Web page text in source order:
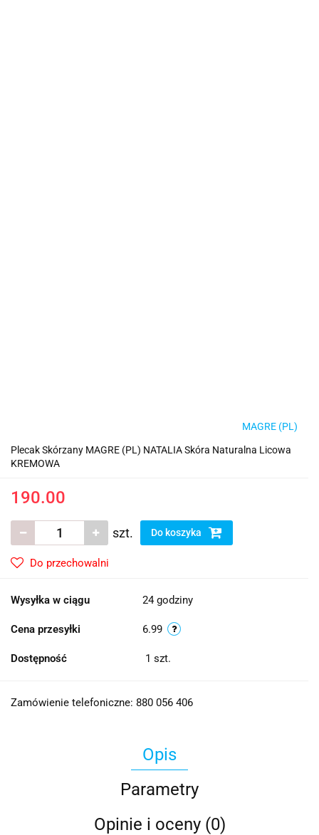
MAGRE (PL)
Plecak Skórzany MAGRE (PL) NATALIA Skóra Naturalna Licowa
KREMOWA
190.00
szt. Do koszyka
Do przechowalni
Wysyłka w ciągu 24 godziny
Cena przesyłki 6.99
Dostępność 1 szt.
Zamówienie telefoniczne: 880 056 406
Opis
Parametry
Opinie i oceny (0)